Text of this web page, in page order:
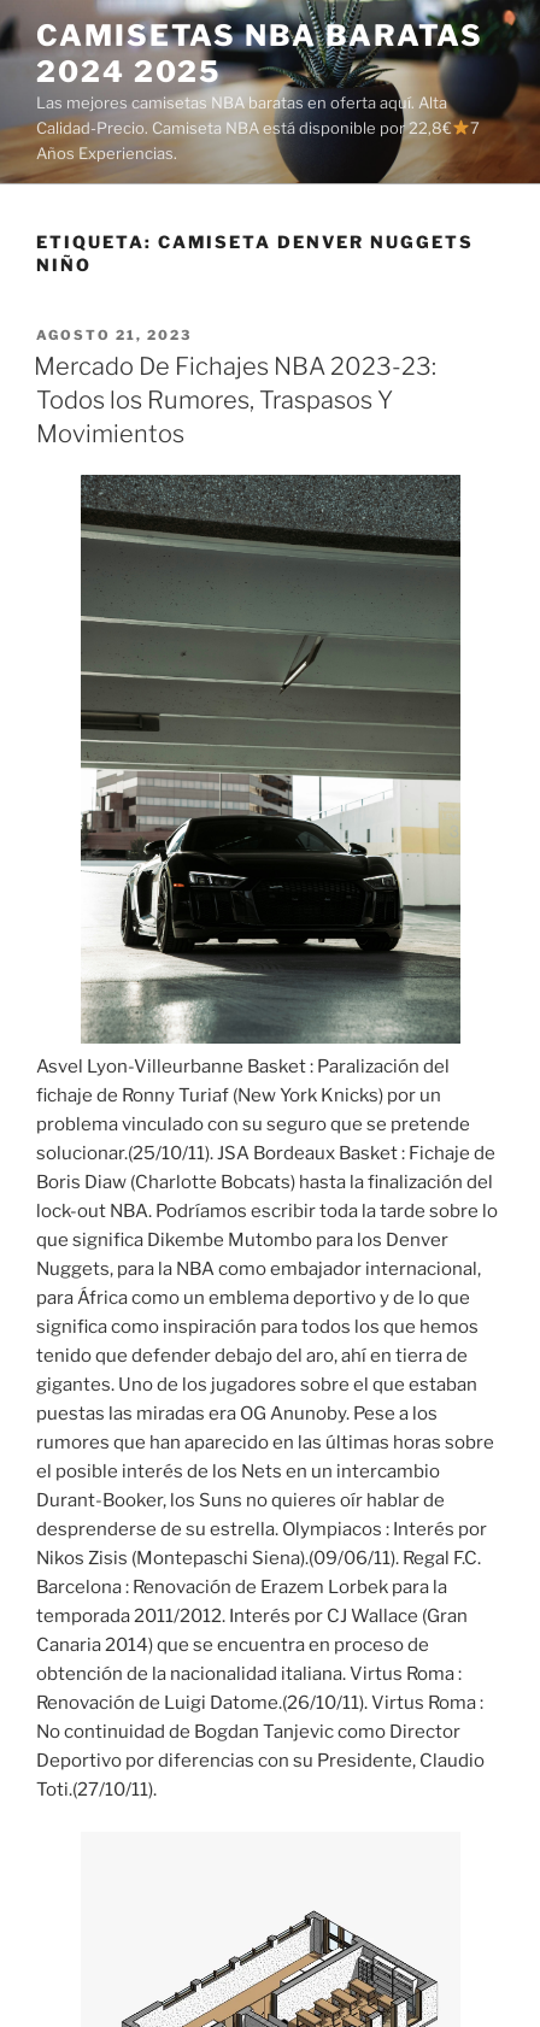
Saltar
al
contenido
CAMISETAS NBA BARATAS
2024 2025
Las mejores camisetas NBA baratas en oferta aquí. Alta
Calidad-Precio. Camiseta NBA está disponible por 22,8€
7
Años Experiencias.
ETIQUETA: CAMISETA DENVER NUGGETS
NIÑO
PUBLICADO
EL
AGOSTO 21, 2023
Mercado De Fichajes NBA 2023-23:
Todos los Rumores, Traspasos Y
Movimientos
Asvel Lyon-Villeurbanne Basket : Paralización del
fichaje de Ronny Turiaf (New York Knicks) por un
problema vinculado con su seguro que se pretende
solucionar.(25/10/11). JSA Bordeaux Basket : Fichaje de
Boris Diaw (Charlotte Bobcats) hasta la finalización del
lock-out NBA. Podríamos escribir toda la tarde sobre lo
que significa Dikembe Mutombo para los Denver
Nuggets, para la NBA como embajador internacional,
para África como un emblema deportivo y de lo que
significa como inspiración para todos los que hemos
tenido que defender debajo del aro, ahí en tierra de
gigantes. Uno de los jugadores sobre el que estaban
puestas las miradas era OG Anunoby. Pese a los
rumores que han aparecido en las últimas horas sobre
el posible interés de los Nets en un intercambio
Durant-Booker, los Suns no quieres oír hablar de
desprenderse de su estrella. Olympiacos : Interés por
Nikos Zisis (Montepaschi Siena).(09/06/11). Regal F.C.
Barcelona : Renovación de Erazem Lorbek para la
temporada 2011/2012. Interés por CJ Wallace (Gran
Canaria 2014) que se encuentra en proceso de
obtención de la nacionalidad italiana. Virtus Roma :
Renovación de Luigi Datome.(26/10/11). Virtus Roma :
No continuidad de Bogdan Tanjevic como Director
Deportivo por diferencias con su Presidente, Claudio
Toti.(27/10/11).